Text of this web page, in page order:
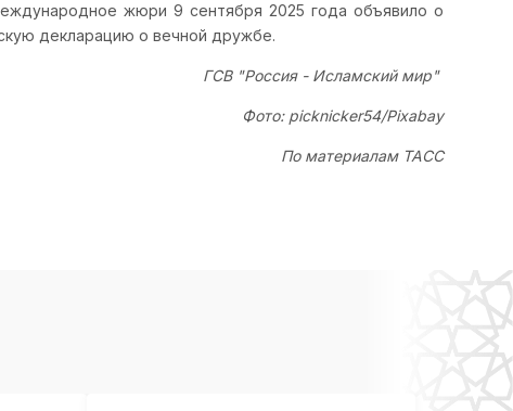
жюри 9 сентября 2025 года объявило о
декларацию о вечной дружбе.
ГСВ "Россия - Исламский мир"
Фото: picknicker54/Pixabay
По материалам ТАСС